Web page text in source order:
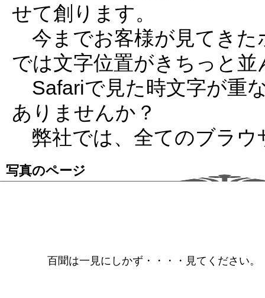
せて創ります。
今までお客様が見てきた
では文字位置がきちっと
Safariで見た時文字が重
ありませんか？
弊社では、全てのブラウ
写真のページ
百聞は一見にしかず・・・・見てください。